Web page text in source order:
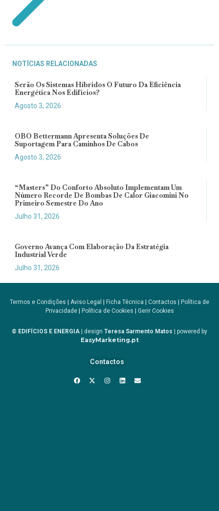
NOTÍCIAS RELACIONADAS
Serão Os Sistemas Híbridos O Futuro Da Eficiência
Energética Nos Edifícios?
Agosto 3, 2026
OBO Bettermann Apresenta Soluções De
Suportagem Para Caminhos De Cabos
Agosto 3, 2026
“Masters” Do Conforto Absoluto Implementam Um
Número Recorde De Bombas De Calor Giacomini No
Primeiro Semestre Do Ano
Julho 31, 2026
Governo Avança Com Elaboração Da Estratégia
Industrial Verde
Julho 31, 2026
Termos e Condições | Aviso Legal | Ficha Técnica | Contactos | Política de
Privacidade| Política de Cookies | Gerir Cookies
© EDIFÍCIOS E ENERGIA | design Teresa Sarmento Matos | powered by
EasyMarketing.pt
Contactos